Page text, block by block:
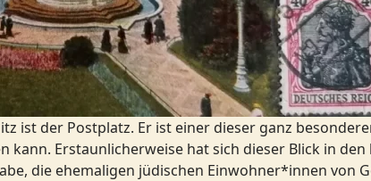
ist der Postplatz. Er ist einer dieser ganz
kann. Erstaunlicherweise hat sich dieser Blick in
die ehemaligen jüdischen Einwohner*innen von